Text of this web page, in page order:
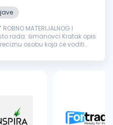
ROBNO MATERIJALNOG I
rada: šimanovci Kratak opis
osobu koja će voditi